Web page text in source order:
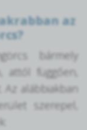
az
bármely
függően,
alábbiakban
szerepel,